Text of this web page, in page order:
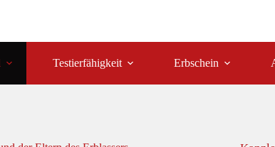
Testierfähigkeit Erbschein